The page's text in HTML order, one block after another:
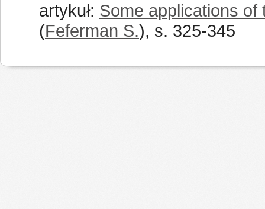
artykuł: Some applications
(Feferman S.), s. 325-345